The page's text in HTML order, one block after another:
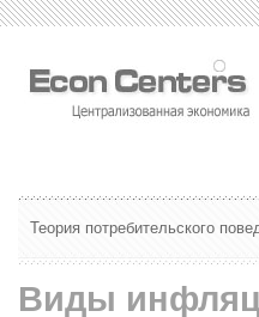
Теория потребительского
Виды